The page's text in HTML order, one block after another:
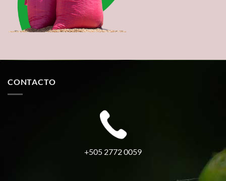
CONTACTO
+505 2772 0059